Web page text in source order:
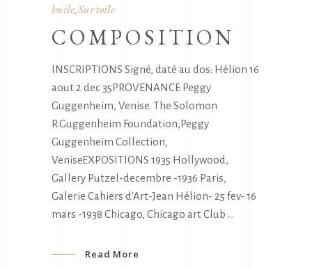
huile, Sur toile
COMPOSITION
INSCRIPTIONS Signé, daté au dos: Hélion 16
aout 2 dec 35PROVENANCE Peggy
Guggenheim, Venise. The Solomon
R.Guggenheim Foundation,Peggy
Guggenheim Collection,
VeniseEXPOSITIONS 1935 Hollywood,
Gallery Putzel-decembre -1936 Paris,
Galerie Cahiers d'Art-Jean Hélion- 25 fev- 16
mars -1938 Chicago, Chicago art Club
Read More